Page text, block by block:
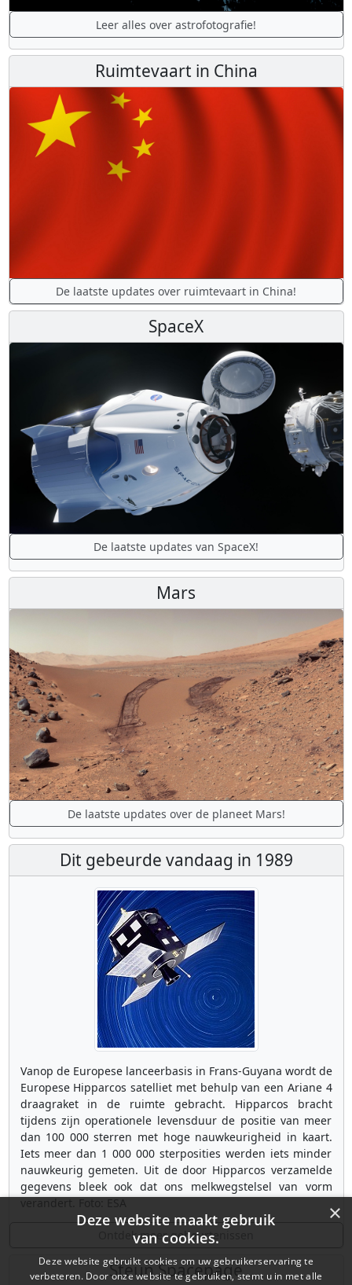
Leer alles over astrofotografie!
Ruimtevaart in China
De laatste updates over ruimtevaart in China!
SpaceX
De laatste updates van SpaceX!
Mars
De laatste updates over de planeet Mars!
Dit gebeurde vandaag in 1989
Vanop de Europese lanceerbasis in Frans-Guyana wordt de
Europese Hipparcos satelliet met behulp van een Ariane 4
draagraket in de ruimte gebracht. Hipparcos bracht
tijdens zijn operationele levensduur de positie van meer
dan 100 000 sterren met hoge nauwkeurigheid in kaart.
Iets meer dan 1 000 000 sterposities werden iets minder
nauwkeurig gemeten. Uit de door Hipparcos verzamelde
gegevens bleek ook dat ons melkwegstelsel van vorm
Ontdek meer gebeurtenissen
Steun Spacepage
×
Deze website maakt gebruik
van cookies.
Deze website gebruikt cookies om uw gebruikerservaring te
verbeteren. Door onze website te gebruiken, stemt u in met alle